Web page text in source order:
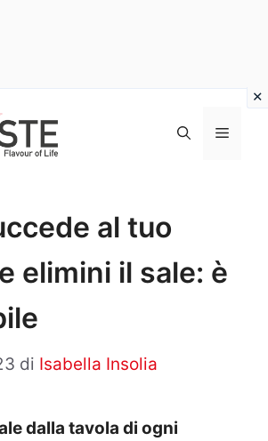
Menu
al tuo
elimini il sale: è
di Isabella Insolia
dalla tavola di ogni